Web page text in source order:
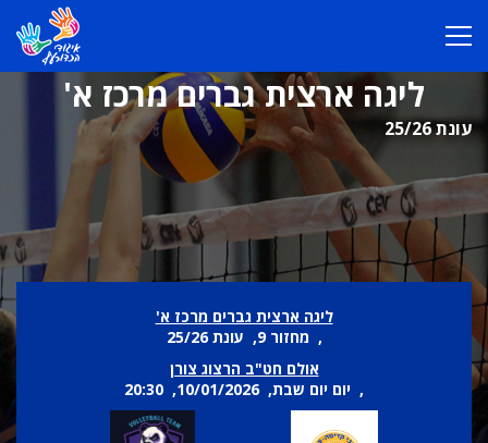
ליגה ארצית גברים מרכז א'
עונת 25/26
ליגה ארצית גברים מרכז א'
, מחזור 9, עונת 25/26
אולם חט"ב הרצוג צורן
, יום יום שבת, 10/01/2026, 20:30